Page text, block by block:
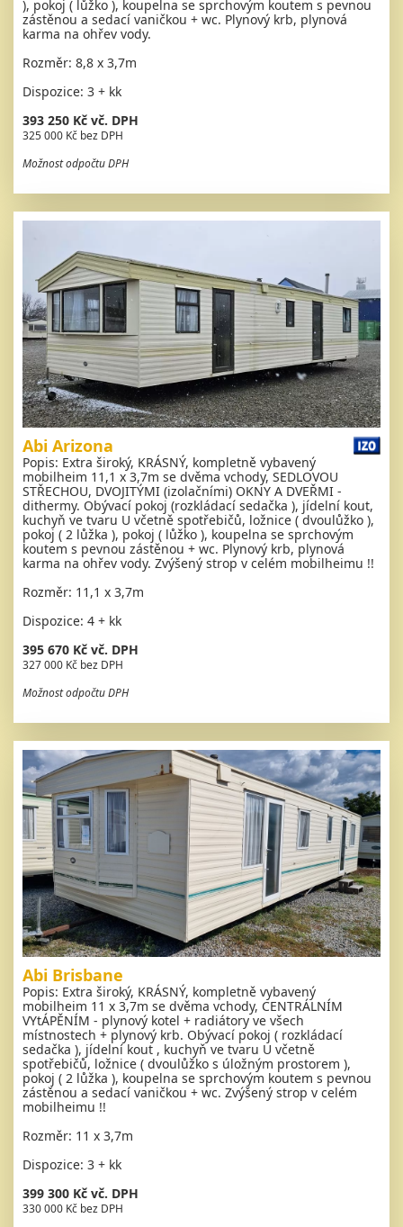
), pokoj ( lůžko ), koupelna se sprchovým koutem s pevnou
zástěnou a sedací vaničkou + wc. Plynový krb, plynová
karma na ohřev vody.
Rozměr: 8,8 x 3,7m
Dispozice: 3 + kk
393 250 Kč vč. DPH
325 000 Kč bez DPH
Možnost odpočtu DPH
Abi Arizona
Popis: Extra široký, KRÁSNÝ, kompletně vybavený
mobilheim 11,1 x 3,7m se dvěma vchody, SEDLOVOU
STŘECHOU, DVOJITÝMI (izolačními) OKNY A DVEŘMI -
dithermy. Obývací pokoj (rozkládací sedačka ), jídelní kout,
kuchyň ve tvaru U včetně spotřebičů, ložnice ( dvoulůžko ),
pokoj ( 2 lůžka ), pokoj ( lůžko ), koupelna se sprchovým
koutem s pevnou zástěnou + wc. Plynový krb, plynová
karma na ohřev vody. Zvýšený strop v celém mobilheimu !!
Rozměr: 11,1 x 3,7m
Dispozice: 4 + kk
395 670 Kč vč. DPH
327 000 Kč bez DPH
Možnost odpočtu DPH
Abi Brisbane
Popis: Extra široký, KRÁSNÝ, kompletně vybavený
mobilheim 11 x 3,7m se dvěma vchody, CENTRÁLNÍM
VYtÁPĚNÍM - plynový kotel + radiátory ve všech
místnostech + plynový krb. Obývací pokoj ( rozkládací
sedačka ), jídelní kout , kuchyň ve tvaru U včetně
spotřebičů, ložnice ( dvoulůžko s úložným prostorem ),
pokoj ( 2 lůžka ), koupelna se sprchovým koutem s pevnou
zástěnou a sedací vaničkou + wc. Zvýšený strop v celém
mobilheimu !!
Rozměr: 11 x 3,7m
Dispozice: 3 + kk
399 300 Kč vč. DPH
330 000 Kč bez DPH